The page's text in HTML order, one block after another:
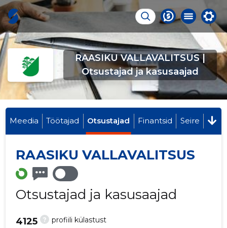
RAASIKU VALLAVALITSUS |
Otsustajad ja kasusaajad
Meedia Töötajad Otsustajad Finantsid Seire
RAASIKU VALLAVALITSUS
Otsustajad ja kasusaajad
? profiili külastust
4125